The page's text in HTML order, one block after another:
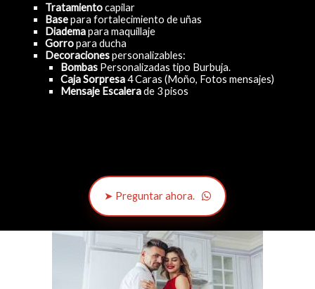
Tratamientocapilar
Basepara fortalecimiento de uñas
Diademapara maquillaje
Gorropara ducha
Decoracionespersonalizables:
BombasPersonalizadas tipo Burbuja.
Caja Sorpresa4 Caras (Moño, Fotos mensajes)
Mensaje Escalerade 3 pisos
➤ Preguntar ahora.